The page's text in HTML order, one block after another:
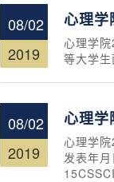
08/02
2019
心理
心理学
等大学
08/02
2019
心理学
心理学
发表年